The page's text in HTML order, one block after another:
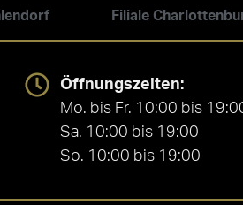
Filiale
Öffnungszeiten:
Mo. bis Fr. 10:00 bis
Sa. 10:00 bis 19:00
So. 10:00 bis 19:00